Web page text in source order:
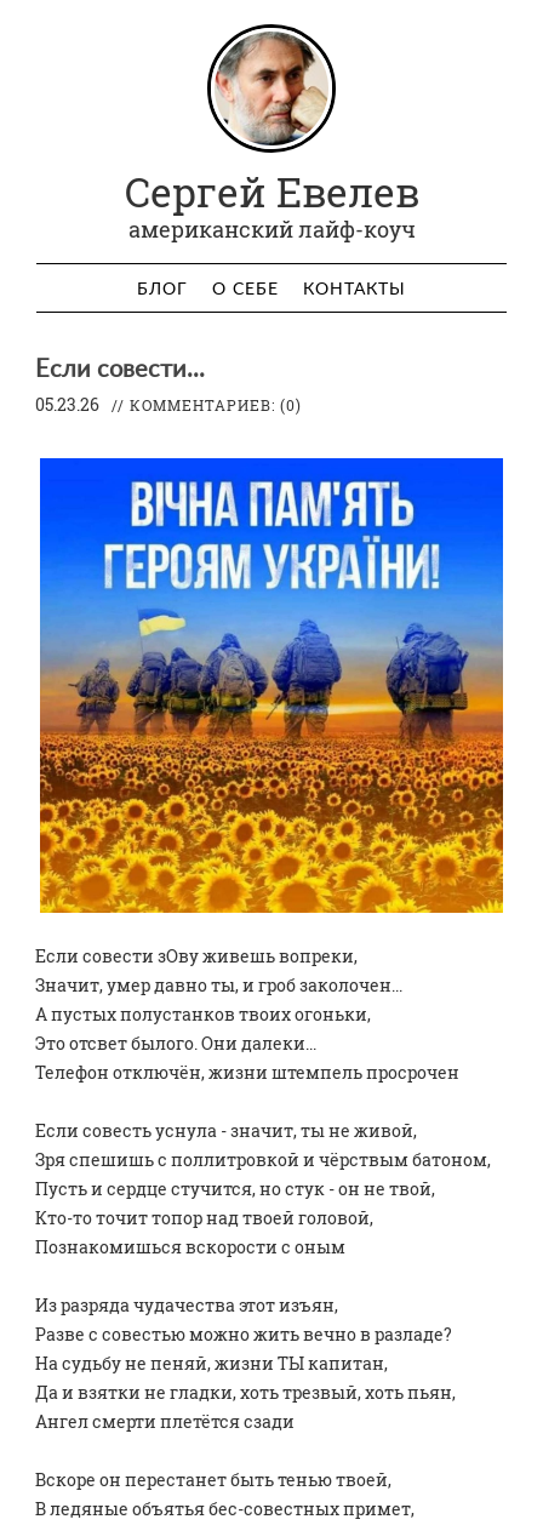
Сергей Евелев
американский лайф-коуч
БЛОГ О СЕБЕ КОНТАКТЫ
Если совести...
05.23.26 // КОММЕНТАРИЕВ: (0)
Если совести зОву живешь вопреки,
Значит, умeр давно ты, и грoб заколочен...
А пустых полустанков твоих огоньки,
Это отсвет былого. Они далеки...
Телефон отключён, жизни штемпель просрочен
Если совесть уснула - значит, ты не живой,
Зря спешишь с поллитровкой и чёрствым батоном,
Пусть и сердце стучится, но стук - он не твой,
Кто-то точит тoпор над твоей головой,
Познакомишься вскорости с оным
Из разряда чудачества этот изъян,
Разве с совестью можно жить вечно в разладе?
На судьбу не пеняй, жизни ТЫ капитан,
Да и взятки не гладки, хоть трезвый, хоть пьян,
Ангел смeрти плетётся сзади
Вскоре он перестанет быть тенью твоей,
В ледяные объятья бес-совестных примет,